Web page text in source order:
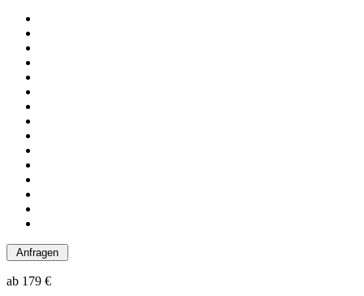
ab 179 €